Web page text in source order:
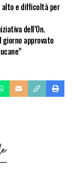
alto e difficoltà per
dell’On.
giorno approvato